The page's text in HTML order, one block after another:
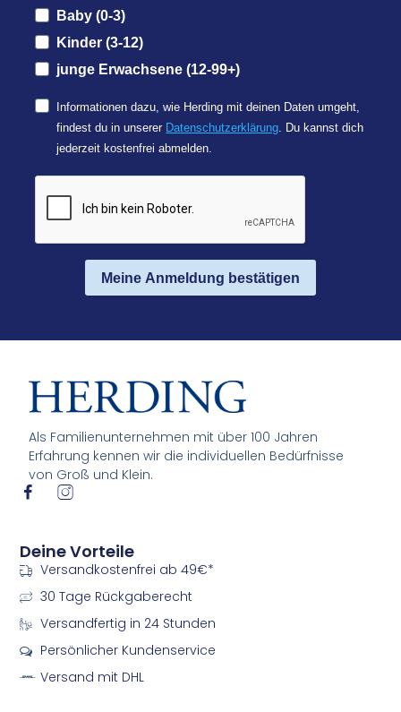
Baby (0-3)
Kinder (3-12)
junge Erwachsene (12-99+)
Informationen dazu, wie Herding mit deinen Daten umgeht,
findest du in unserer Datenschutzerklärung. Du kannst dich
jederzeit kostenfrei abmelden.
Meine Anmeldung bestätigen
Als Familienunternehmen mit über 100 Jahren
Erfahrung kennen wir die individuellen Bedürfnisse
von Groß und Klein.
I
-
f
a
c
e
b
o
k
I
-
i
n
s
t
g
a
Deine Vorteile
Versandkostenfrei ab 49€*
30 Tage Rückgaberecht
Versandfertig in 24 Stunden
Persönlicher Kundenservice
Versand mit DHL